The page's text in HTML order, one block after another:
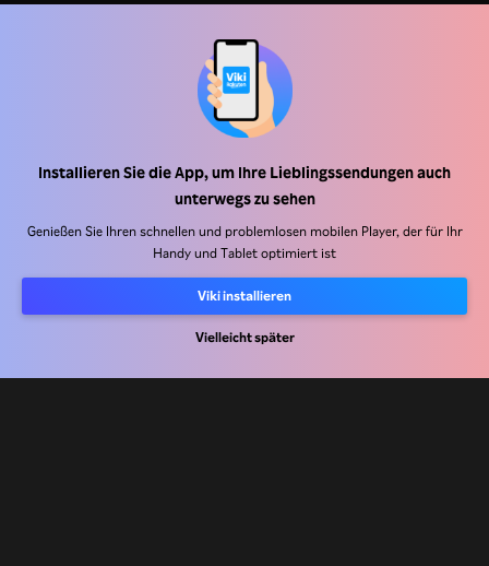
Installieren Sie die App, um Ihre Lieblingssendungen auch
unterwegs zu sehen
Genießen Sie Ihren schnellen und problemlosen mobilen Player, der für Ihr
Handy und Tablet optimiert ist
Viki installieren
Vielleicht später
Hilfe Center
Arbeiten Sie mit uns zusammen